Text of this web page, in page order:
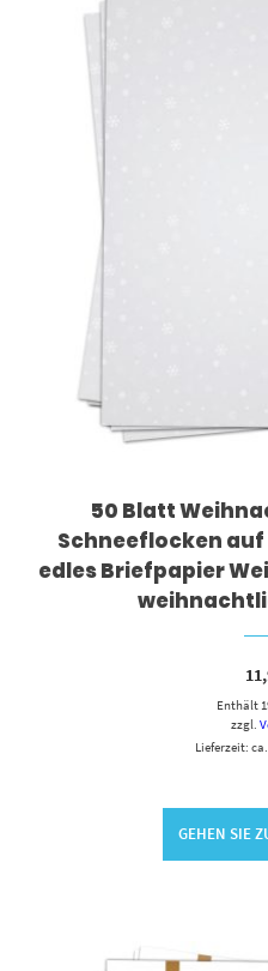
50 Blatt
Schneeflocken auf
edles Briefpapier
Enthält
zzgl.
Lieferzeit:
GEHEN SIE